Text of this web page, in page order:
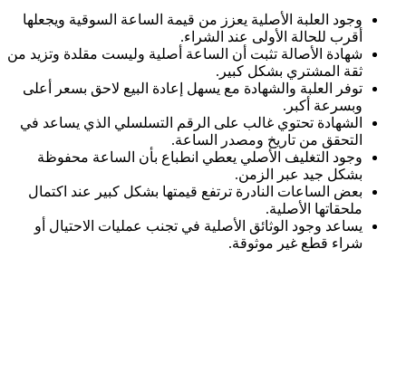
وجود العلبة الأصلية يعزز من قيمة الساعة السوقية ويجعلها
أقرب للحالة الأولى عند الشراء.
شهادة الأصالة تثبت أن الساعة أصلية وليست مقلدة وتزيد من
ثقة المشتري بشكل كبير.
توفر العلبة والشهادة مع يسهل إعادة البيع لاحق بسعر أعلى
وبسرعة أكبر.
الشهادة تحتوي غالب على الرقم التسلسلي الذي يساعد في
التحقق من تاريخ ومصدر الساعة.
وجود التغليف الأصلي يعطي انطباع بأن الساعة محفوظة
بشكل جيد عبر الزمن.
بعض الساعات النادرة ترتفع قيمتها بشكل كبير عند اكتمال
ملحقاتها الأصلية.
يساعد وجود الوثائق الأصلية في تجنب عمليات الاحتيال أو
شراء قطع غير موثوقة.